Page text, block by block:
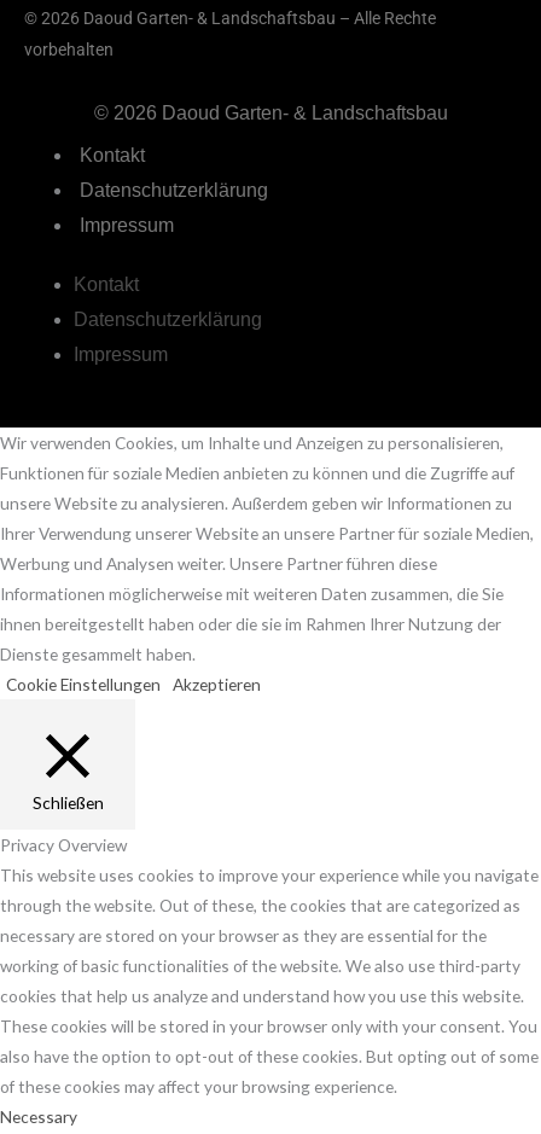
© 2026 Daoud Garten- & Landschaftsbau – Alle Rechte
vorbehalten
© 2026 Daoud Garten- & Landschaftsbau
Kontakt
Datenschutzerklärung
Impressum
Kontakt
Datenschutzerklärung
Impressum
Wir verwenden Cookies, um Inhalte und Anzeigen zu personalisieren,
Funktionen für soziale Medien anbieten zu können und die Zugriffe auf
unsere Website zu analysieren. Außerdem geben wir Informationen zu
Ihrer Verwendung unserer Website an unsere Partner für soziale Medien,
Werbung und Analysen weiter. Unsere Partner führen diese
Informationen möglicherweise mit weiteren Daten zusammen, die Sie
ihnen bereitgestellt haben oder die sie im Rahmen Ihrer Nutzung der
Dienste gesammelt haben.
Cookie Einstellungen
Akzeptieren
Schließen
Privacy Overview
This website uses cookies to improve your experience while you navigate
through the website. Out of these, the cookies that are categorized as
necessary are stored on your browser as they are essential for the
working of basic functionalities of the website. We also use third-party
cookies that help us analyze and understand how you use this website.
These cookies will be stored in your browser only with your consent. You
also have the option to opt-out of these cookies. But opting out of some
of these cookies may affect your browsing experience.
Necessary